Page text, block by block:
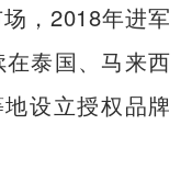
，2018年进军
泰国、马来西
设立授权品牌